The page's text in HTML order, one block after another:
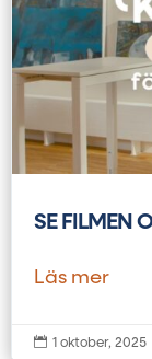
SE FILMEN
Läs mer
 1 oktober, 2025